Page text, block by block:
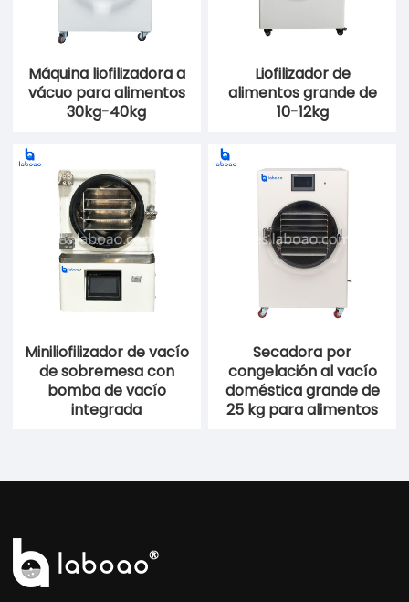
Máquina liofilizadora a
vácuo para alimentos
30kg-40kg
Liofilizador de
alimentos grande de
10-12kg
Miniliofilizador de vacío
de sobremesa con
bomba de vacío
integrada
Secadora por
congelación al vacío
doméstica grande de
25 kg para alimentos